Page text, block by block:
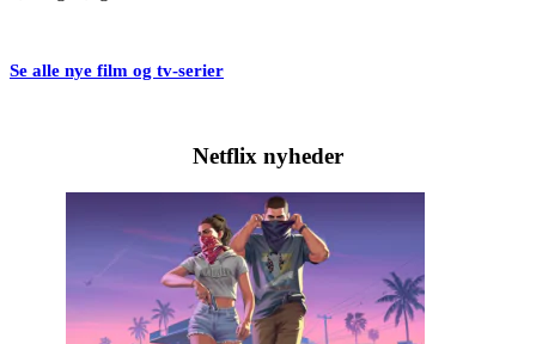
Se alle nye film og tv-serier
Netflix nyheder